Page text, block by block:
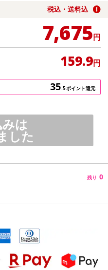
税込・送料込
7,675円
159.9円
35.5ポイント還元
は
した
残り 0